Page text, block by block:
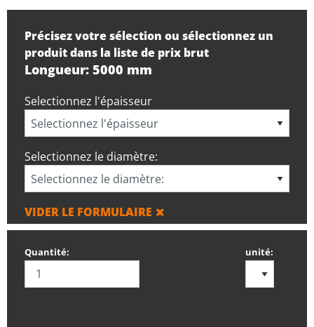
Précisez votre sélection ou sélectionnez un
produit dans la liste de prix brut
Longueur: 5000 mm
Selectionnez l'épaisseur
Selectionnez le diamètre:
VIDER LE FORMULAIRE
Quantité: unité: